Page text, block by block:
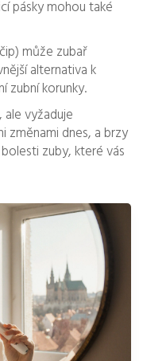
pásky mohou také
může zubař
alternativa k
zubní korunky.
vyžaduje
změnami dnes, a brzy
zuby, které vás